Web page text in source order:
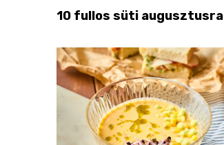
10 fullos süti augusztusra